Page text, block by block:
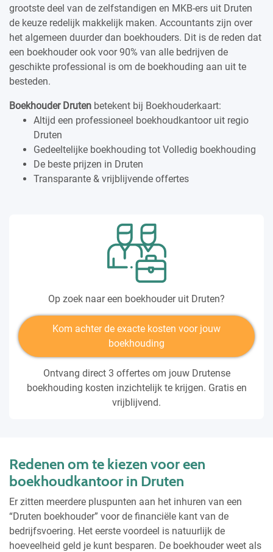
grootste deel van de zelfstandigen en MKB-ers uit Druten
de keuze redelijk makkelijk maken. Accountants zijn over
het algemeen duurder dan boekhouders. Dit is de reden dat
een boekhouder ook voor 90% van alle bedrijven de
geschikte professional is om de boekhouding aan uit te
besteden.
Boekhouder Druten betekent bij Boekhouderkaart:
Altijd een professioneel boekhoudkantoor uit regio
Druten
Gedeeltelijke boekhouding tot Volledig boekhouding
De beste prijzen in Druten
Transparante & vrijblijvende offertes
Op zoek naar een boekhouder uit Druten?
Kom achter de exacte kosten voor jouw
boekhouding
Ontvang direct 3 offertes om jouw Drutense
boekhouding kosten inzichtelijk te krijgen. Gratis en
vrijblijvend.
Redenen om te kiezen voor een
boekhoudkantoor in Druten
Er zitten meerdere pluspunten aan het inhuren van een
“Druten boekhouder” voor de financiële kant van de
bedrijfsvoering. Het eerste voordeel is natuurlijk de
hoeveelheid geld je kunt besparen. De boekhouder weet als